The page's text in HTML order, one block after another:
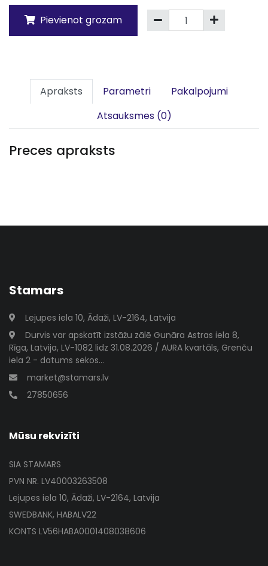
Pievienot grozam
Apraksts Parametri
Pakalpojumi
Atsauksmes (0)
Preces apraksts
Stamars
Lejupes iela 10, Ādaži, LV-2164, Latvija
Durvis var apskatīt izstāžu zālē Gunāra Astras iela 8,
Rīga, Latvija, LV-1082 lidz 31.08.2026 / AURA kvartāls, Grenču
iela 2 - datums sekos...
market@stamars.lv
27850656
Mūsu rekvizīti
SIA STAMARS
PVN NR. LV40003263508
Lejupes iela 10, Ādaži, LV-2164, Latvija
SWEDBANK, HABALV22
KONTS LV56HABA0001408038606